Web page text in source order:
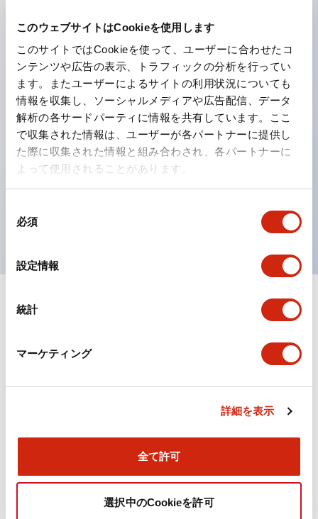
このウェブサイトはCookieを使用します
このサイトではCookieを使って、ユーザーに合わせたコ
ンテンツや広告の表示、トラフィックの分析を行ってい
ます。またユーザーによるサイトの利用状況についても
情報を収集し、ソーシャルメディアや広告配信、データ
解析の各サードパーティに情報を共有しています。ここ
で収集された情報は、ユーザーが各パートナーに提供し
た際に収集された情報と組み合わされ、各パートナーに
よって使用されることがあります。
必須
設定情報
統計
マーケティング
詳細を表示
全て許可
選択中のCookieを許可
フィンガープロテクション構造、ねじアップ端子構造、
保護構造IP20に対応したHW-U形コンタクトブロック
を搭載。
高電圧タイプのLED球が搭載可能になり、ダイレクト
タイプの定格使用電圧が最大240Vまで対応可能になり
ました。
ひとつで6色の役をこなすLED球（LSRD球）。これま
UL、CSA、TÜV、CCC認証品。
ドキュメントとファイル
年6月版）（日本語）
4.92MB